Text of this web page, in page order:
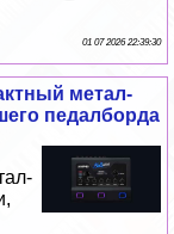
01 07 2026 22:39:30
метал-
педалборда